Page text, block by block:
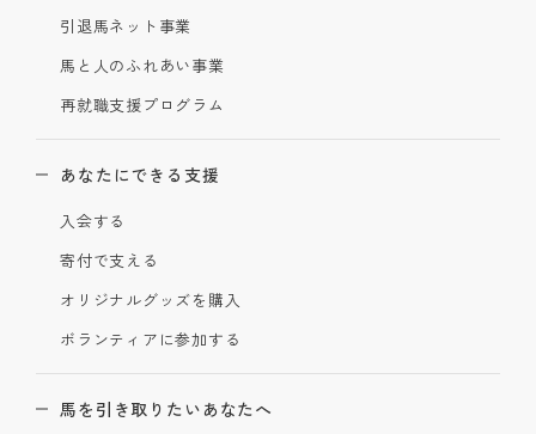
引退馬ネット事業
馬と人のふれあい事業
再就職支援プログラム
あなたにできる支援
入会する
寄付で支える
オリジナルグッズを購入
ボランティアに参加する
馬を引き取りたいあなたへ